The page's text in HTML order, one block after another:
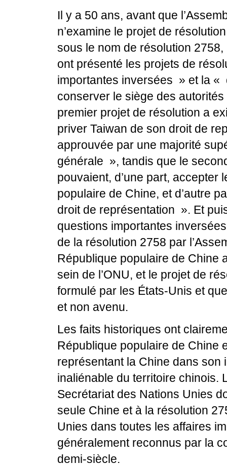
Il y a 50 ans, avant que
n’examine le projet de
sous le nom de résolution
ont présenté les projets de
importantes inversées » et la
conserver le siège des
premier projet de résolution a
priver Taiwan de son droit de
approuvée par une majorité
générale », tandis que le
pouvaient, d’une part, accepter
populaire de Chine, et d’autre
droit de représentation ». Et
questions importantes
de la résolution 2758 par
République populaire de Chine
sein de l’ONU, et le projet de
formulé par les États-Unis et
et non avenu.
Les faits historiques ont
République populaire de Chine
représentant la Chine dans son
inaliénable du territoire chinois.
Secrétariat des Nations Unies
seule Chine et à la résolution
Unies dans toutes les affaires
généralement reconnus par la
demi-siècle.